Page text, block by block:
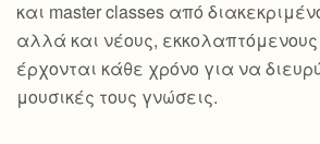
και master classes από
αλλά και νέους,
έρχονται κάθε χρόνο για να
μουσικές τους γνώσεις.